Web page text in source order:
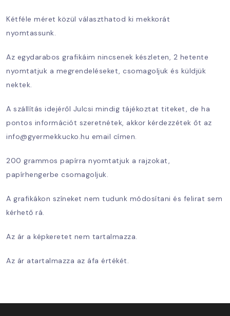
Kétféle méret közül választhatod ki mekkorát
nyomtassunk.
Az egydarabos grafikáim nincsenek készleten, 2 hetente
nyomtatjuk a megrendeléseket, csomagoljuk és küldjük
nektek.
A szállítás idejéről Julcsi mindig tájékoztat titeket, de ha
pontos információt szeretnétek, akkor kérdezzétek őt az
info@gyermekkucko.hu email címen.
200 grammos papírra nyomtatjuk a rajzokat,
papírhengerbe csomagoljuk.
A grafikákon színeket nem tudunk módosítani és felirat sem
kérhető rá.
Az ár a képkeretet nem tartalmazza.
Az ár atartalmazza az áfa értékét.